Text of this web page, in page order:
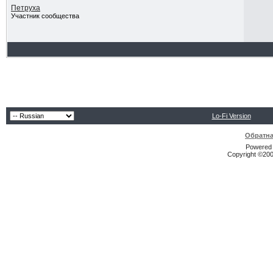
Петруха
Участник сообщества
Lo-Fi Version
Copyright